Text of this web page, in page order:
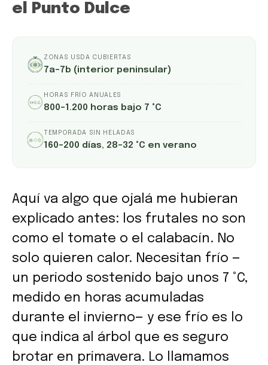
el Punto Dulce
ZONAS USDA CUBIERTAS
7a–7b (interior peninsular)
HORAS FRÍO ANUALES
800–1.200 horas bajo 7 °C
TEMPORADA SIN HELADAS
160–200 días, 28–32 °C en verano
Aquí va algo que ojalá me hubieran
explicado antes: los frutales no son
como el tomate o el calabacín. No
solo quieren calor. Necesitan frío —
un periodo sostenido bajo unos 7 °C,
medido en horas acumuladas
durante el invierno— y ese frío es lo
que indica al árbol que es seguro
brotar en primavera. Lo llamamos